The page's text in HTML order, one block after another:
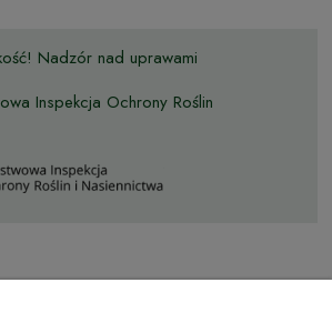
Nadzór nad uprawami
Inspekcja Ochrony Roślin